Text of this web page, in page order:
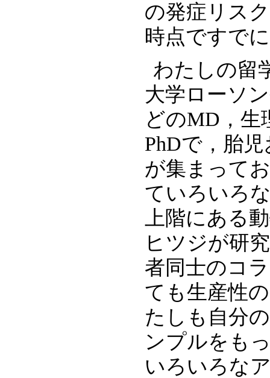
の発症リス
時点ですで
わたしの留
大学ローソ
どのMD，生
PhDで，胎
が集まって
ていろいろ
上階にある
ヒツジが研
者同士のコ
ても生産性
たしも自分
ンプルをも
いろいろな